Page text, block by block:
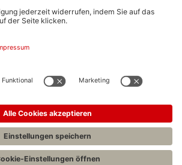
FAQs
Impressum
Stellenangebote C.H.BECK